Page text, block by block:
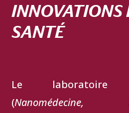
INNOVATIONS
SANTÉ
Le
(Nanomédecine,